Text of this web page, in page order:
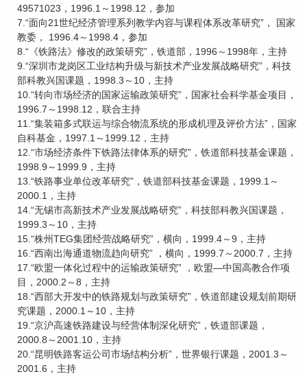
49571023，1996.1～1998.12，参加
7.“面向21世纪经济管理系列教学内容与课程体系改革研究”， 国家
教委， 1996.4～1998.4，参加
8.“《铁路法》修改的政策研究”，铁道部，1996～1998年，主持
9.“深圳市龙岗区工业结构升级与新技术产业发展战略研究”，科技
部科教兴国课题，1998.3～10，主持
10.“转向市场经济的国家运输政策研究”，国家社会科学基金项目，
1996.7～1998.12，联合主持
11.“集装箱多式联运与综合物流系统的形成机理及评价方法”，国家
自科基金，1997.1～1999.12，主持
12.“市场经济条件下铁路法律体系的研究”，铁道部科技基金课题，
1998.9～1999.9，主持
13.“铁路事业单位改革研究”，铁道部科技基金课题，1999.1～
2000.1，主持
14.“无锡市高新技术产业发展战略研究”，科技部科教兴国课题，
1999.3～10，主持
15.“株州TEG集团经营战略研究”，横向，1999.4～9，主持
16.“西南出海通道物流趋向研究” ，横向，1999.7～2000.7，主持
17.“欧盟一体化过程中的运输政策研究” ，欧盟—中国高教合作项
目，2000.2～8，主持
18.“西部大开发中的铁路规划与政策研究”，铁道部建设规划前期研
究课题，2000.1～10，主持
19.“京沪高速铁路建设与经营体制深化研究”，铁道部课题，
2000.8～2001.10，主持
20.“昆明铁路客运公司市场结构分析”，世界银行课题，2001.3～
2001.6，主持